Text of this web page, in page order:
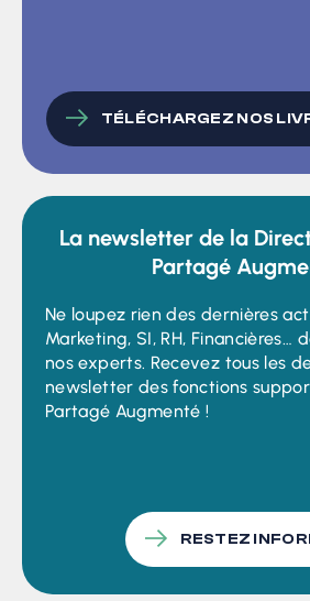
TÉLÉCHARGEZ NOS
La newsletter de la
Partagé
Ne loupez rien des dernières
Marketing, SI, RH, Financières…
nos experts. Recevez tous les
newsletter des fonctions
Partagé Augmenté !
RESTEZ